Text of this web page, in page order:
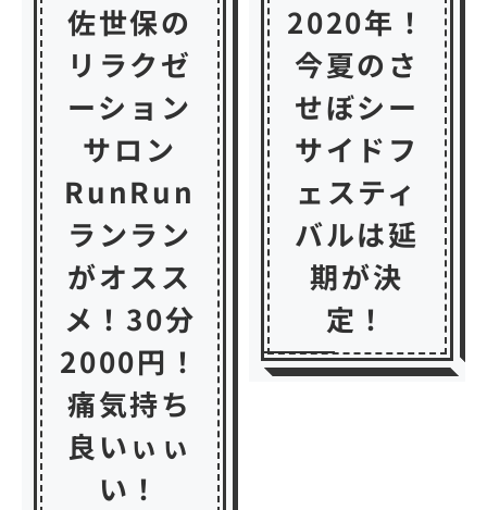
佐世保の
リラクゼ
ーション
サロン
RunRun
ランラン
がオスス
メ！30分
2000円！
痛気持ち
良いぃぃ
い！
2020年！
今夏のさ
せぼシー
サイドフ
ェスティ
バルは延
期が決
定！